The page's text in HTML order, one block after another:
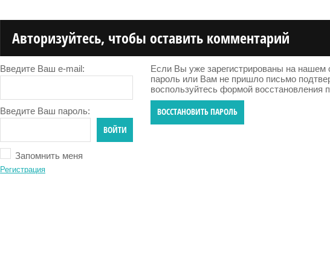
Авторизуйтесь, чтобы оставить комментарий
Введите Ваш e-mail:
Введите Ваш пароль:
ВОЙТИ
Запомнить меня
Регистрация
Если Вы уже зарегистрированы на нашем
пароль или Вам не пришло письмо
воспользуйтесь формой восстановления
ВОССТАНОВИТЬ ПАРОЛЬ